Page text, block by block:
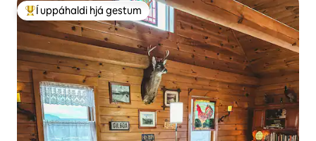
Í mestu uppáhaldi hjá gestum
Í uppáhaldi hjá gestum